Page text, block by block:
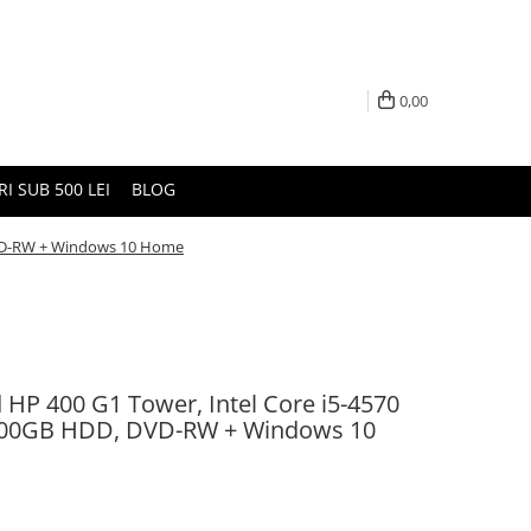
0,00
SUB 500 LEI BLOG
RW + Windows 10 Home
400 G1 Tower, Intel Core i5-4570
HDD, DVD-RW + Windows 10